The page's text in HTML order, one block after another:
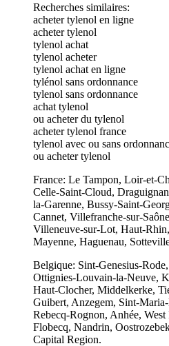
Recherches similaires:
acheter tylenol en ligne
acheter tylenol
tylenol achat
tylenol acheter
tylenol achat en ligne
tylénol sans ordonnance
tylenol sans ordonnance
achat tylenol
ou acheter du tylenol
acheter tylenol france
tylenol avec ou sans
ou acheter tylenol
France: Le Tampon, Loir-et-
Celle-Saint-Cloud,
la-Garenne, Bussy-Saint-
Cannet, Villefranche-sur-
Villeneuve-sur-Lot, Haut-
Mayenne, Haguenau,
Belgique: Sint-Genesius-
Ottignies-Louvain-la-Neuve,
Haut-Clocher, Middelkerke,
Guibert, Anzegem, Sint-
Rebecq-Rognon, Anhée,
Flobecq, Nandrin,
Capital Region.